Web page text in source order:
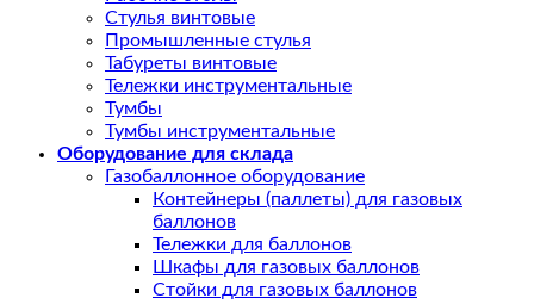
Стулья винтовые
Промышленные стулья
Табуреты винтовые
Тележки инструментальные
Тумбы
Тумбы инструментальные
Оборудование для склада
Газобаллонное оборудование
Контейнеры (паллеты) для газовых
баллонов
Тележки для баллонов
Шкафы для газовых баллонов
Стойки для газовых баллонов